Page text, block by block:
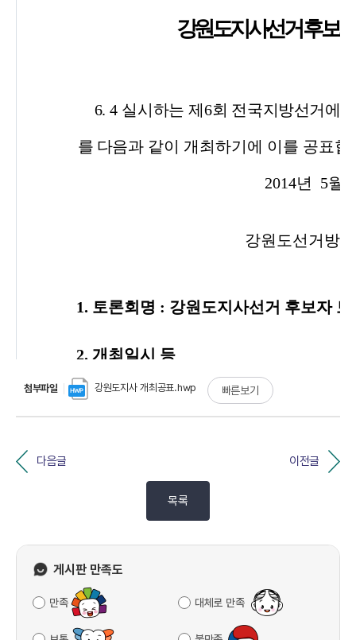
첨부파일 강원도지사 개최공표.hwp 빠른보기
다음글 이전글
목록
게시판 만족도
만족 대체로 만족